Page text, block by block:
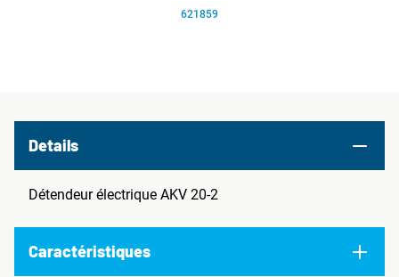
621859
Details
Détendeur électrique AKV 20-2
Caractéristiques